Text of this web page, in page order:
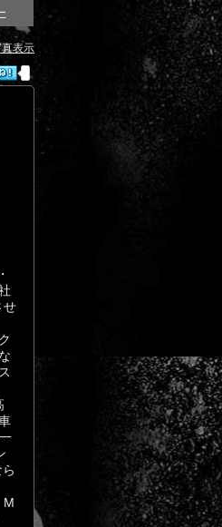
表示
せ
M